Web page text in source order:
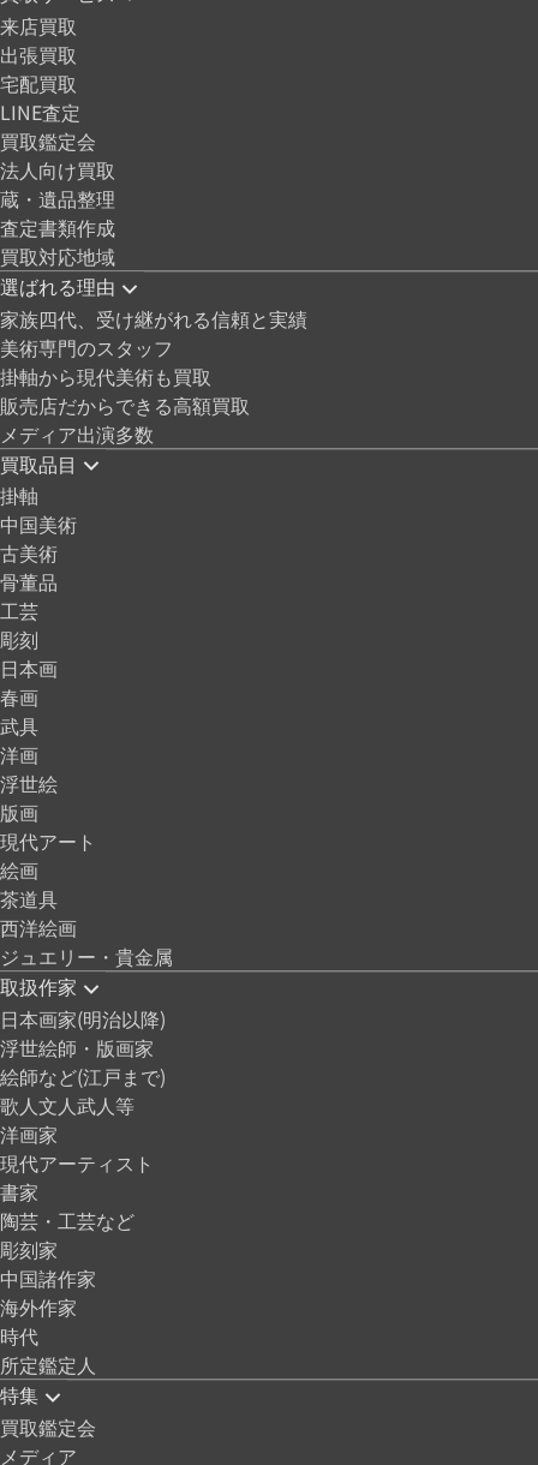
来店買取
出張買取
宅配買取
LINE査定
買取鑑定会
法人向け買取
蔵・遺品整理
査定書類作成
買取対応地域
選ばれる理由
家族四代、受け継がれる信頼と実績
美術専門のスタッフ
掛軸から現代美術も買取
販売店だからできる高額買取
メディア出演多数
買取品目
掛軸
中国美術
古美術
骨董品
工芸
彫刻
日本画
春画
武具
洋画
浮世絵
版画
現代アート
絵画
茶道具
西洋絵画
ジュエリー・貴金属
取扱作家
日本画家(明治以降)
浮世絵師・版画家
絵師など(江戸まで)
歌人文人武人等
洋画家
現代アーティスト
書家
陶芸・工芸など
彫刻家
中国諸作家
海外作家
時代
所定鑑定人
特集
買取鑑定会
メディア